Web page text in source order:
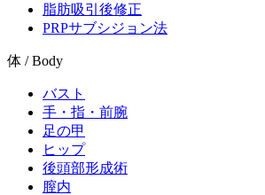
脂肪吸引後修正
PRPサブシジョン法
体 / Body
バスト
手・指・前腕
足の甲
ヒップ
後頭部形成術
膣内